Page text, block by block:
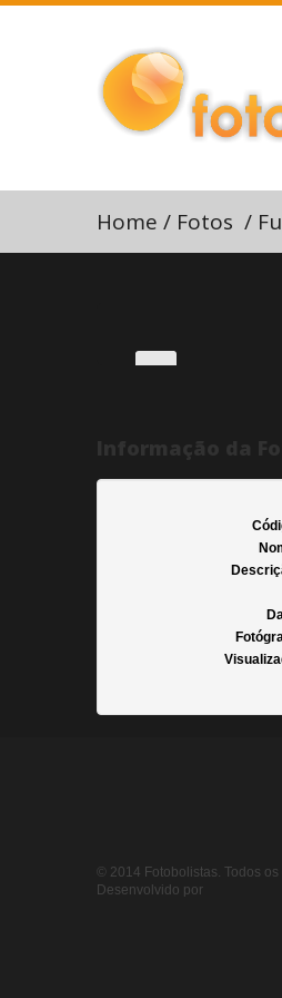
Home / Fotos /
© 2014 Fotobolistas. Todos
Desenvolvido por